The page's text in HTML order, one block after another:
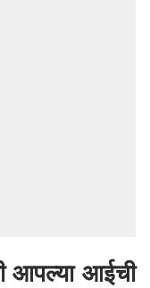
आपल्या आईची